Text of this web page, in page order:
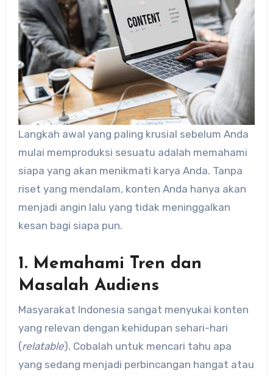
Langkah awal yang paling krusial sebelum Anda
mulai memproduksi sesuatu adalah memahami
siapa yang akan menikmati karya Anda. Tanpa
riset yang mendalam, konten Anda hanya akan
menjadi angin lalu yang tidak meninggalkan
kesan bagi siapa pun.
1. Memahami Tren dan
Masalah Audiens
Masyarakat Indonesia sangat menyukai konten
yang relevan dengan kehidupan sehari-hari
(relatable). Cobalah untuk mencari tahu apa
yang sedang menjadi perbincangan hangat atau